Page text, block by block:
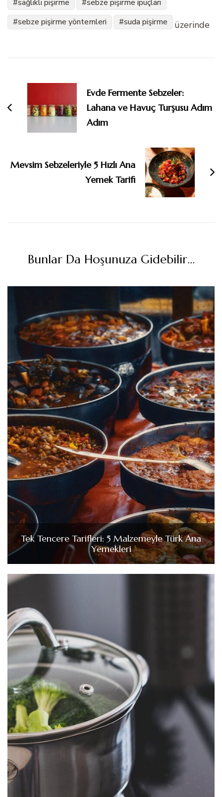
sağlıklı pişirme
sebze pişirme ipuçları
sebze pişirme yöntemleri
suda pişirme üzerinde
dolaşımı
Evde Fermente Sebzeler:
Lahana ve Havuç Turşusu Adım
Adım
Mevsim Sebzeleriyle 5 Hızlı Ana
Yemek Tarifi
Bunlar Da Hoşunuza Gidebilir...
Tek Tencere Tarifleri: 5 Malzemeyle Türk Ana
Yemekleri